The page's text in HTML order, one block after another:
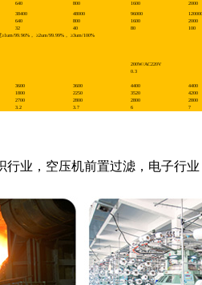
640 800 1600 2000
38400 48000 96000 120000
640 800 1600 2000
32 40 80 100
99.96%， ≥2um/99.99%， ≥3um/100%
200W/AC220V
0.3
3600 3600 4400 4400
1800 2250 3520 4200
2700 2800 2800 2800
3.2 3.7 6 7
行业，空压机前置过滤，电子行